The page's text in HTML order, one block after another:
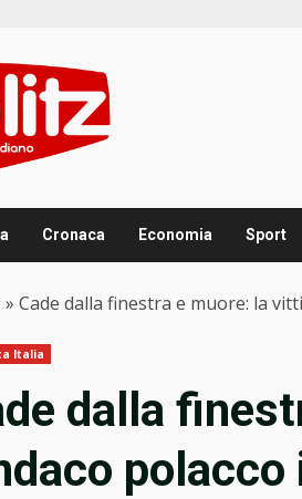
Cronaca Economia Sport
» Cade dalla finestra e muore: la
Italia
dalla